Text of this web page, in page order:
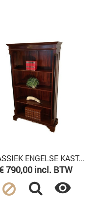
ENGELSE KAST...
790,00 incl. BTW
